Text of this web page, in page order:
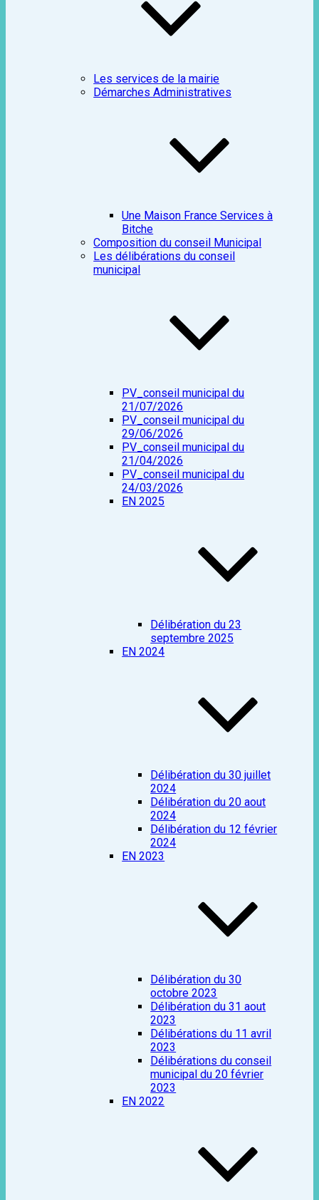
Les services de la mairie
Démarches Administratives
Une Maison France Services à
Bitche
Composition du conseil Municipal
Les délibérations du conseil
municipal
PV_conseil municipal du
21/07/2026
PV_conseil municipal du
29/06/2026
PV_conseil municipal du
21/04/2026
PV_conseil municipal du
24/03/2026
EN 2025
Délibération du 23
septembre 2025
EN 2024
Délibération du 30 juillet
2024
Délibération du 20 aout
2024
Délibération du 12 février
2024
EN 2023
Délibération du 30
octobre 2023
Délibération du 31 aout
2023
Délibérations du 11 avril
2023
Délibérations du conseil
municipal du 20 février
2023
EN 2022